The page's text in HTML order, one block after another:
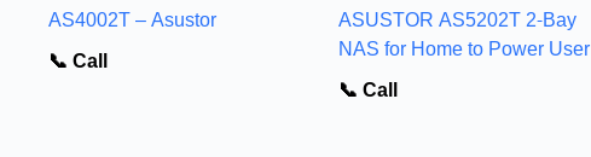
AS4002T – Asustor
📞 Call
ASUSTOR AS5202T 2-Bay
NAS for Home to Power User
📞 Call